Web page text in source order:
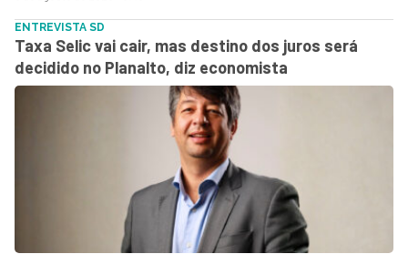
ENTREVISTA SD
Taxa Selic vai cair, mas destino dos juros será
decidido no Planalto, diz economista